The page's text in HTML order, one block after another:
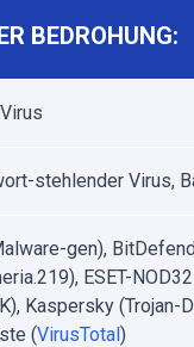
BEDROHUNG:
stehlender Virus,
gen),
ESET-
Kaspersky (Trojan-
(VirusTotal)